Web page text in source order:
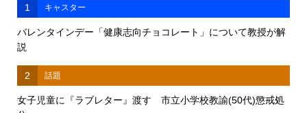
1 キャスター
バレンタインデー「健康志向チョコレート」について教授が解
説
2 話題
女子児童に『ラブレター』渡す 市立小学校教諭(50代)懲戒処